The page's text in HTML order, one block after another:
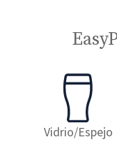
Vidrio/Espejo